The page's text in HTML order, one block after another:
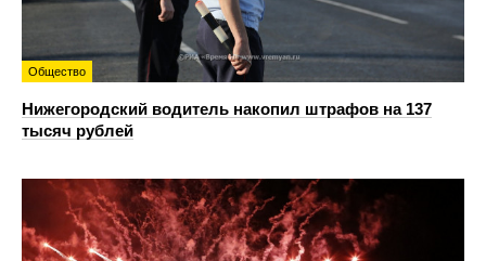
Общество
Нижегородский водитель накопил штрафов на 137
тысяч рублей